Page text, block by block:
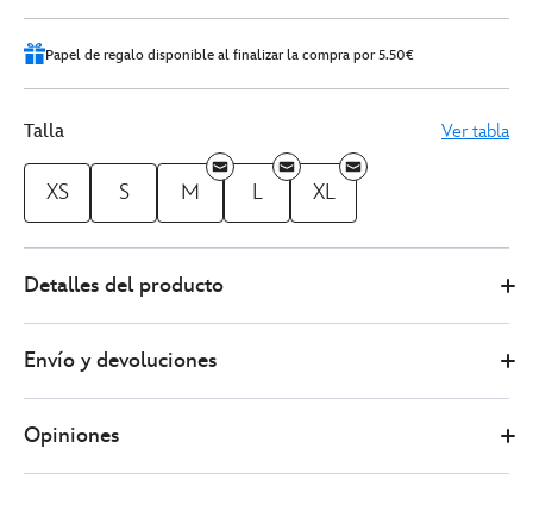
2
Papel de regalo disponible al finalizar la compra por 5.50€
Talla Ver tabla
XS S M L XL
Store
27.00
https://www.disneystore.es/camiseta-
star-
day-
2026-
Detalles del producto
Envío y devoluciones
Opiniones